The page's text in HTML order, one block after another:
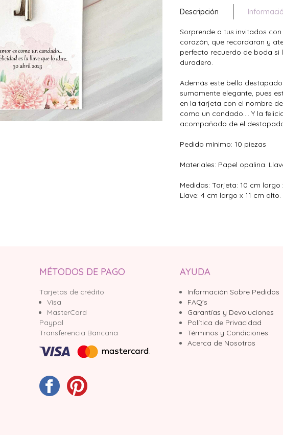
Descripción
Sorprende a tus invitados
corazón, que recordaran y
perfecto recuerdo de boda si
duradero.
Además este bello
sumamente elegante, pues
en la tarjeta con el nombre
como un candado.... Y la
acompañado de el
Pedido mínimo: 10 piezas
Materiales: Papel opalina.
Medidas: Tarjeta: 10 cm largo
Llave: 4 cm largo x 11 cm alto.
MÉTODOS DE PAGO
Tarjetas de crédito
Visa
MasterCard
Paypal
Transferencia Bancaria
AYUDA
Información Sobre Pedidos
FAQ's
Garantías y Devoluciones
Política de Privacidad
Términos y Condiciones
Acerca de Nosotros